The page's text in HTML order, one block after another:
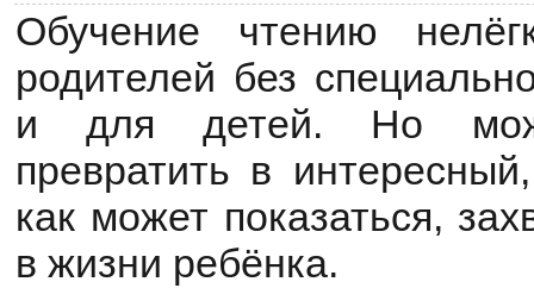
Обучение чтению
родителей без
и для детей. Но
превратить в
как может показаться,
в жизни ребёнка.